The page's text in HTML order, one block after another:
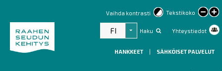
Tekstikoko
text
Vaihda kontrasti
Haku Yhteystiedot
FI Listaa lisätoiminnot
HANKKEET | SÄHKÖISET PALVELUT